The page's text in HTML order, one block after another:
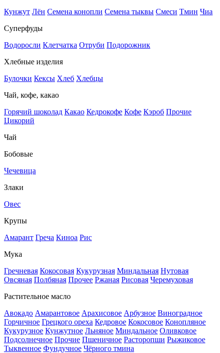
Кунжут Лён Семена конопли Семена тыквы Смеси Тмин Чиа
Суперфуды
Водоросли Клетчатка Отруби Подорожник
Хлебные изделия
Булочки Кексы Хлеб Хлебцы
Чай, кофе, какао
Горячий шоколад Какао Кедрокофе Кофе Кэроб Прочие
Цикорий
Чай
Бобовые
Чечевица
Злаки
Овес
Крупы
Амарант Греча Киноа Рис
Мука
Гречневая Кокосовая Кукурузная Миндальная Нутовая
Овсяная Полбяная Прочее Ржаная Рисовая Черемуховая
Растительное масло
Авокадо Амарантовое Арахисовое Арбузное Виноградное
Горчичное Грецкого ореха Кедровое Кокосовое Конопляное
Кукурузное Кунжутное Льняное Миндальное Оливковое
Подсолнечное Прочие Пшеничное Расторопши Рыжиковое
Тыквенное Фундучное Чёрного тмина